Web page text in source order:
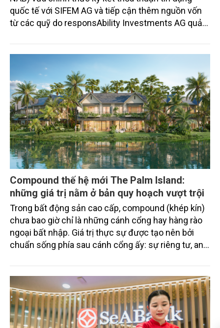
quốc tế với SIFEM AG và tiếp cận thêm nguồn vốn
từ các quỹ do responsAbility Investments AG quản
thu hút thành công từ đầu năm đến nay lên gần 350
Compound thế hệ mới The Palm Island:
những giá trị nằm ở bản quy hoạch vượt trội
Trong bất động sản cao cấp, compound (khép kín)
chưa bao giờ chỉ là những cánh cổng hay hàng rào
ngoại bất nhập. Giá trị thực sự được tạo nên bởi
chuẩn sống phía sau cánh cổng ấy: sự riêng tư, an
vụ được thiết kế dành riêng cho họ.